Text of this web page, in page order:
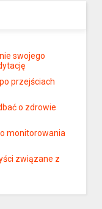
swojego
przejściach
o zdrowie
monitorowania
związane z